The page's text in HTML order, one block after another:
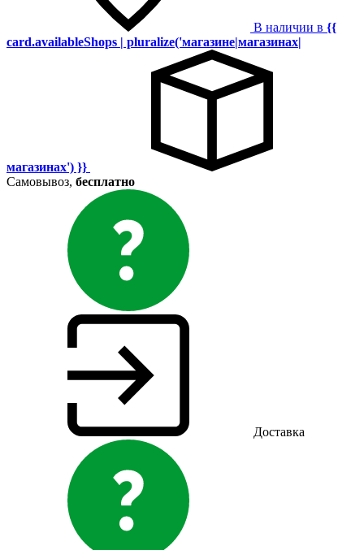
В наличии в {{
card.availableShops | pluralize('магазине|магазинах|
магазинах') }}
Самовывоз, бесплатно
Доставка